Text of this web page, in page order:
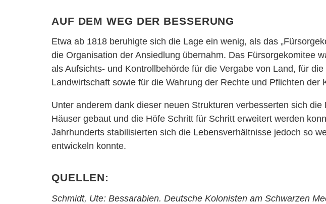
Auf dem Weg der Besserung
Etwa ab 1818 beruhigte sich die Lage ein wenig, als das
die Organisation der Ansiedlung übernahm. Das Fürsorgekomitee
als Aufsichts- und Kontrollbehörde für die Vergabe von Land, für
Landwirtschaft sowie für die Wahrung der Rechte und Pflichten der
Unter anderem dank dieser neuen Strukturen verbesserten sich
Häuser gebaut und die Höfe Schritt für Schritt erweitert werden
Jahrhunderts stabilisierten sich die Lebensverhältnisse jedoch so
entwickeln konnte.
Quellen:
Schmidt, Ute: Bessarabien. Deutsche Kolonisten am Schwarzen